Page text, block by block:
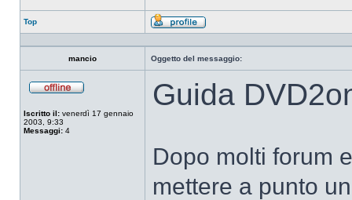
Top
Profilo
mancio Oggetto del messaggio:
Iscritto il: venerdì 17 gennaio
2003, 9:33
Messaggi: 4
Guida
Dopo molti forum
mettere a punto